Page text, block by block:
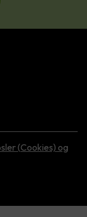
(Cookies) og